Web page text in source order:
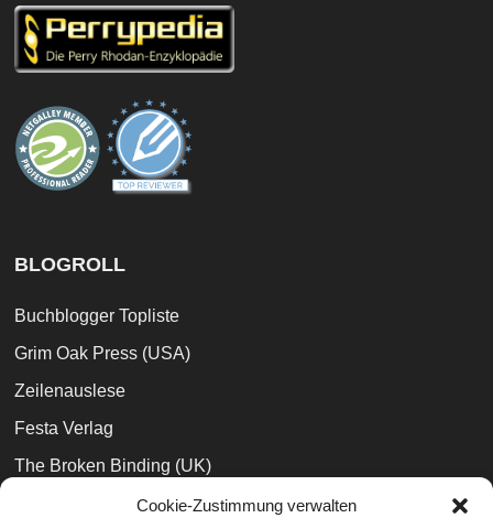
Cookie-Zustimmung verwalten
BLOGROLL
Buchblogger Topliste
Grim Oak Press (USA)
Zeilenauslese
Festa Verlag
The Broken Binding (UK)